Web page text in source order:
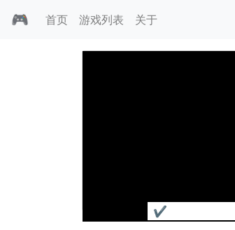
🎮 首页 游戏列表 关于
✔